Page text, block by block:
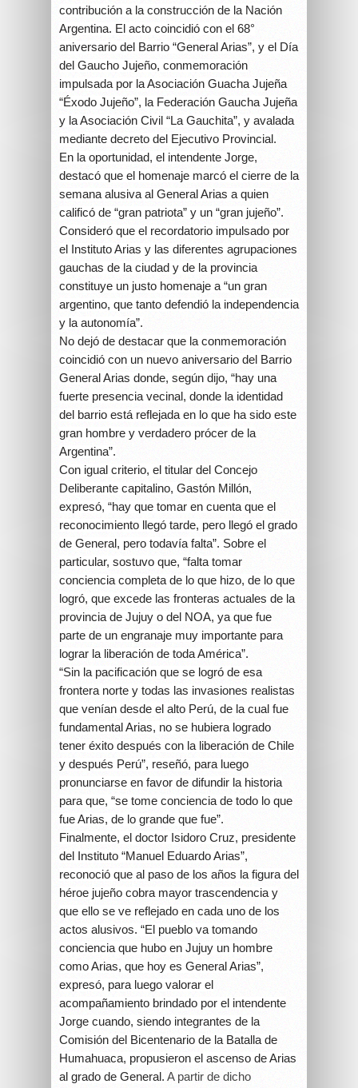
contribución a la construcción de la Nación
Argentina. El acto coincidió con el 68°
aniversario del Barrio “General Arias”, y el Día
del Gaucho Jujeño, conmemoración
impulsada por la Asociación Guacha Jujeña
“Éxodo Jujeño”, la Federación Gaucha Jujeña
y la Asociación Civil “La Gauchita”, y avalada
mediante decreto del Ejecutivo Provincial.
En la oportunidad, el intendente Jorge,
destacó que el homenaje marcó el cierre de la
semana alusiva al General Arias a quien
calificó de “gran patriota” y un “gran jujeño”.
Consideró que el recordatorio impulsado por
el Instituto Arias y las diferentes agrupaciones
gauchas de la ciudad y de la provincia
constituye un justo homenaje a “un gran
argentino, que tanto defendió la independencia
y la autonomía”.
No dejó de destacar que la conmemoración
coincidió con un nuevo aniversario del Barrio
General Arias donde, según dijo, “hay una
fuerte presencia vecinal, donde la identidad
del barrio está reflejada en lo que ha sido este
gran hombre y verdadero prócer de la
Argentina”.
Con igual criterio, el titular del Concejo
Deliberante capitalino, Gastón Millón,
expresó, “hay que tomar en cuenta que el
reconocimiento llegó tarde, pero llegó el grado
de General, pero todavía falta”. Sobre el
particular, sostuvo que, “falta tomar
conciencia completa de lo que hizo, de lo que
logró, que excede las fronteras actuales de la
provincia de Jujuy o del NOA, ya que fue
parte de un engranaje muy importante para
lograr la liberación de toda América”.
“Sin la pacificación que se logró de esa
frontera norte y todas las invasiones realistas
que venían desde el alto Perú, de la cual fue
fundamental Arias, no se hubiera logrado
tener éxito después con la liberación de Chile
y después Perú”, reseñó, para luego
pronunciarse en favor de difundir la historia
para que, “se tome conciencia de todo lo que
fue Arias, de lo grande que fue”.
Finalmente, el doctor Isidoro Cruz, presidente
del Instituto “Manuel Eduardo Arias”,
reconoció que al paso de los años la figura del
héroe jujeño cobra mayor trascendencia y
que ello se ve reflejado en cada uno de los
actos alusivos. “El pueblo va tomando
conciencia que hubo en Jujuy un hombre
como Arias, que hoy es General Arias”,
expresó, para luego valorar el
acompañamiento brindado por el intendente
Jorge cuando, siendo integrantes de la
Comisión del Bicentenario de la Batalla de
Humahuaca, propusieron el ascenso de Arias
al grado de General. A partir de dicho